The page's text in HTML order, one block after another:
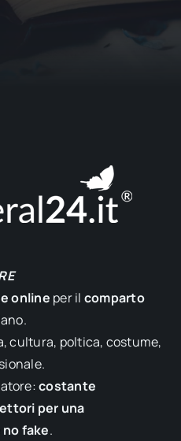
online per il comparto
cultura, poltica, costume,
costante
per una
fake.